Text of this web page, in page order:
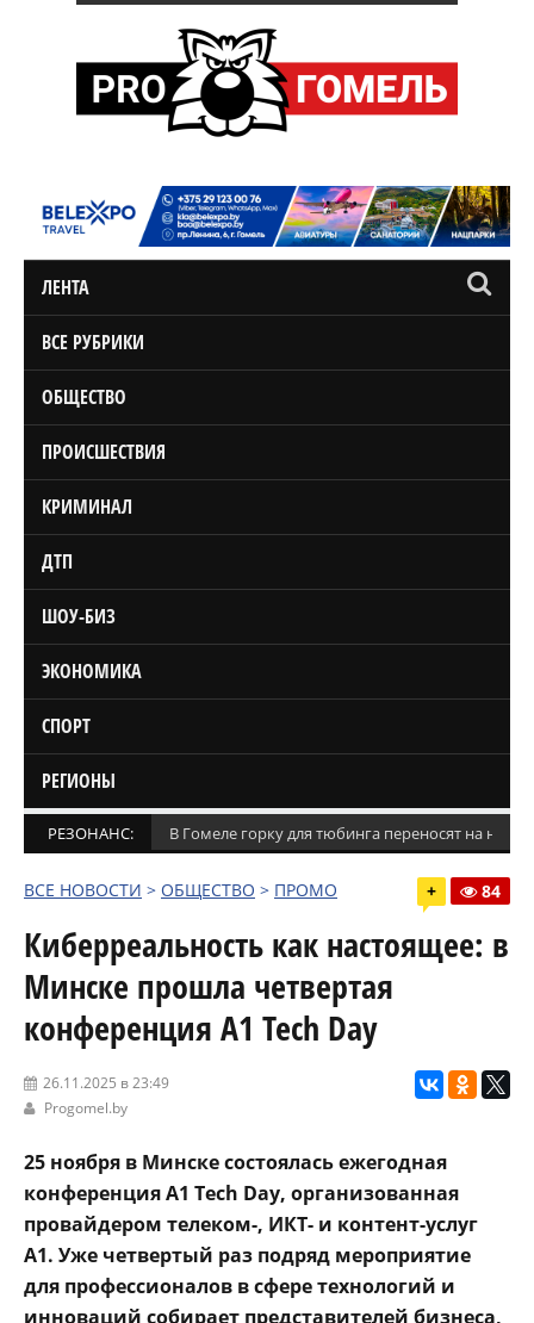
ЛЕНТА
ВСЕ РУБРИКИ
ОБЩЕСТВО
ПРОИСШЕСТВИЯ
КРИМИНАЛ
ДТП
ШОУ-БИЗ
ЭКОНОМИКА
СПОРТ
РЕГИОНЫ
РЕЗОНАНС: В Гомеле горку для тюбинга переносят на
ВСЕ НОВОСТИ > ОБЩЕСТВО > ПРОМО + 84
Киберреальность как настоящее: в
Минске прошла четвертая
конференция A1 Tech Day
26.11.2025 в 23:49
Progomel.by
25 ноября в Минске состоялась ежегодная
конференция A1 Tech Day, организованная
провайдером телеком-, ИКТ- и контент-услуг
А1. Уже четвертый раз подряд мероприятие
для профессионалов в сфере технологий и
инноваций собирает представителей бизнеса,